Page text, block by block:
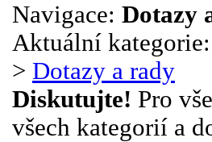
Navigace: Dotazy
Aktuální
> Dotazy a rady
Diskutujte! Pro
všech kategorií a